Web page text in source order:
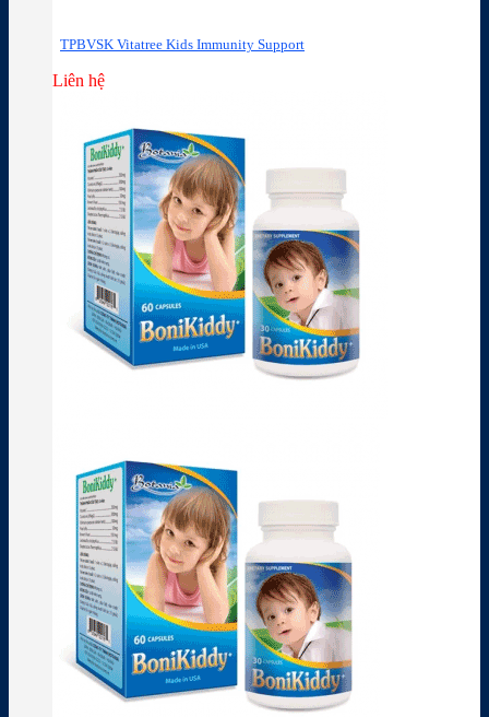
TPBVSK Vitatree Kids Immunity Support
Liên hệ